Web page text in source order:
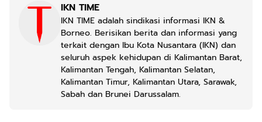
IKN TIME
IKN TIME adalah sindikasi informasi IKN &
Borneo. Berisikan berita dan informasi yang
terkait dengan Ibu Kota Nusantara (IKN) dan
seluruh aspek kehidupan di Kalimantan Barat,
Kalimantan Tengah, Kalimantan Selatan,
Kalimantan Timur, Kalimantan Utara, Sarawak,
Sabah dan Brunei Darussalam.